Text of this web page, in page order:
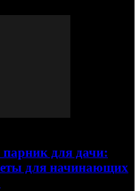
для дачи:
для начинающих